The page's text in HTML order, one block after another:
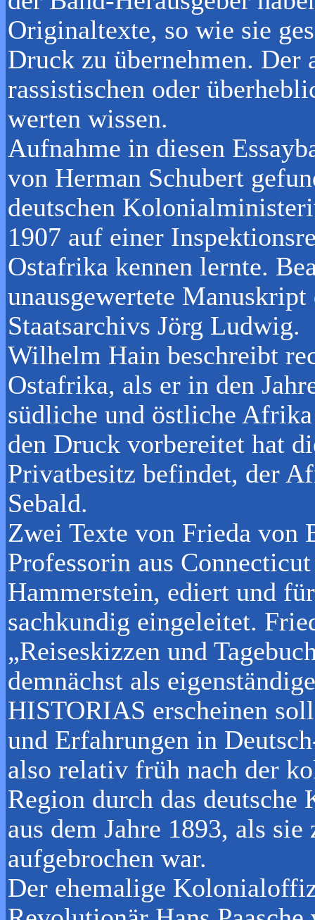
Originaltexte, so wie sie
Druck zu übernehmen.
rassistischen oder
werten wissen.
Aufnahme in diesen
von Herman Schubert
deutschen
1907 auf einer
Ostafrika kennen lernte.
unausgewertete
Staatsarchivs Jörg Ludwig.
Wilhelm Hain beschreibt
Ostafrika, als er in den
südliche und östliche
den Druck vorbereitet hat
Privatbesitz befindet, der
Sebald.
Zwei Texte von Frieda von
Professorin aus
Hammerstein, ediert und
sachkundig eingeleitet.
„Reiseskizzen und
demnächst als
HISTORIAS erscheinen
und Erfahrungen in
also relativ früh nach der
Region durch das
aus dem Jahre 1893, als
aufgebrochen war.
Der ehemalige